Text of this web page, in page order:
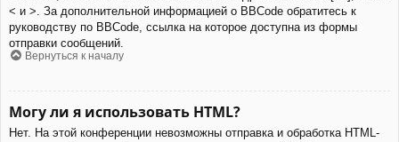
< и >. За дополнительной информацией о BBCode обратитесь к
руководству по BBCode, ссылка на которое доступна из формы
отправки сообщений.
Вернуться к началу
Могу ли я использовать HTML?
Нет. На этой конференции невозможны отправка и обработка HTML-